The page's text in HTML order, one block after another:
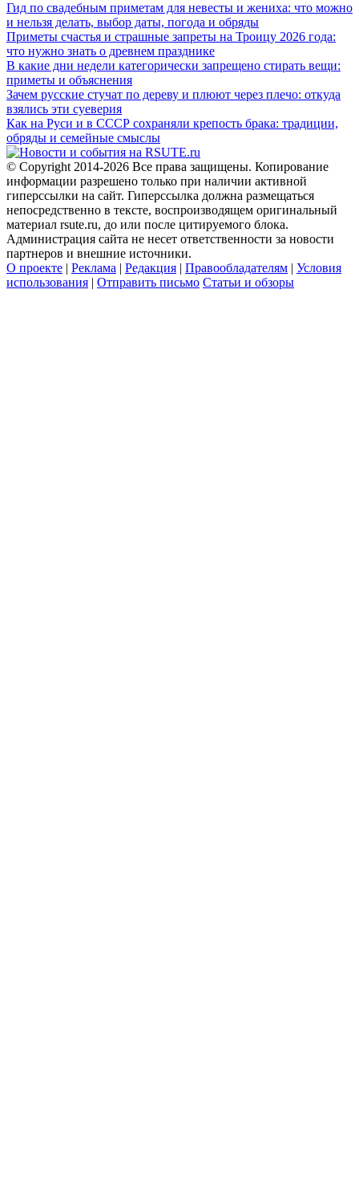
Гид по свадебным приметам для невесты и жениха: что можно
и нельзя делать, выбор даты, погода и обряды
Приметы счастья и страшные запреты на Троицу 2026 года:
что нужно знать о древнем празднике
В какие дни недели категорически запрещено стирать вещи:
приметы и объяснения
Зачем русские стучат по дереву и плюют через плечо: откуда
взялись эти суеверия
Как на Руси и в СССР сохраняли крепость брака: традиции,
обряды и семейные смыслы
© Copyright 2014-2026 Все права защищены. Копирование
информации разрешено только при наличии активной
гиперссылки на сайт. Гиперссылка должна размещаться
непосредственно в тексте, воспроизводящем оригинальный
материал rsute.ru, до или после цитируемого блока.
Администрация сайта не несет ответственности за новости
партнеров и внешние источники.
О проекте | Реклама | Редакция | Правообладателям | Условия
использования | Отправить письмо Статьи и обзоры